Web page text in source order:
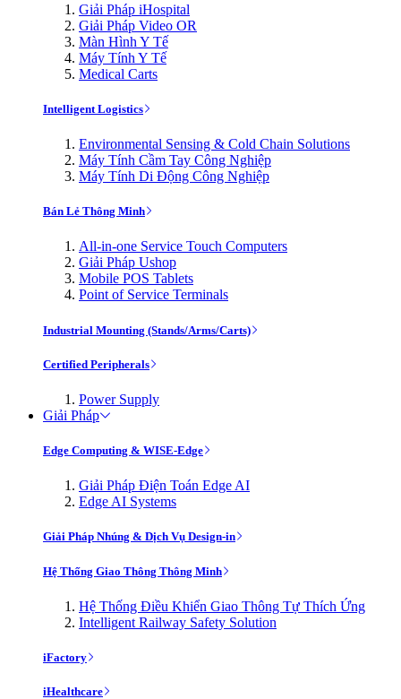
Giải Pháp iHospital
Giải Pháp Video OR
Màn Hình Y Tế
Máy Tính Y Tế
Medical Carts
Intelligent Logistics
Environmental Sensing & Cold Chain Solutions
Máy Tính Cầm Tay Công Nghiệp
Máy Tính Di Động Công Nghiệp
Bán Lẻ Thông Minh
All-in-one Service Touch Computers
Giải Pháp Ushop
Mobile POS Tablets
Point of Service Terminals
Industrial Mounting (Stands/Arms/Carts)
Certified Peripherals
Power Supply
Giải Pháp
Edge Computing & WISE-Edge
Giải Pháp Điện Toán Edge AI
Edge AI Systems
Giải Pháp Nhúng & Dịch Vụ Design-in
Hệ Thống Giao Thông Thông Minh
Hệ Thống Điều Khiển Giao Thông Tự Thích Ứng
Intelligent Railway Safety Solution
iFactory
iHealthcare